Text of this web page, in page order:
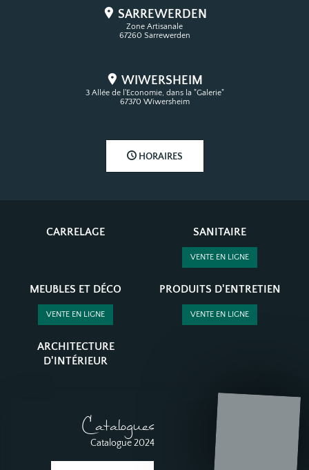
SARREWERDEN
Zone Artisanale
67260 Sarrewerden
WIWERSHEIM
3 Allée de l'Economie, dans la "Galerie"
67370 Wiwersheim
HORAIRES
CARRELAGE SANITAIRE
VENTE EN LIGNE
MEUBLES ET DÉCO
VENTE EN LIGNE
PRODUITS D'ENTRETIEN
VENTE EN LIGNE
ARCHITECTURE
D'INTÉRIEUR
Catalogues
Catalogue 2024